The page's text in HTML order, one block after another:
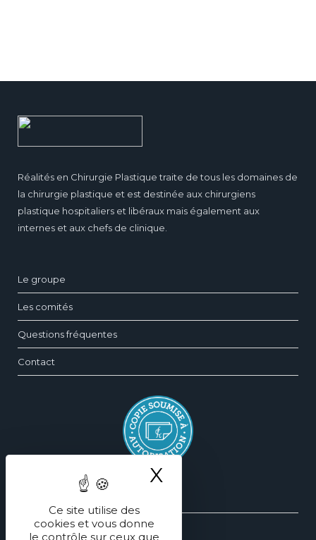
Ce site utilise des
cookies et vous donne
le contrôle sur ceux que
X
Réalités en Chirurgie Plastique traite de tous les domaines de
la chirurgie plastique et est destinée aux chirurgiens
plastique hospitaliers et libéraux mais également aux
internes et aux chefs de clinique.
Le groupe
Les comités
Questions fréquentes
Contact
Sein